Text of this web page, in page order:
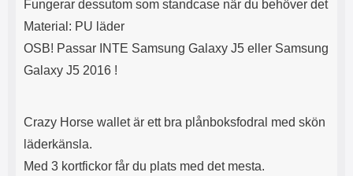
Fungerar dessutom som standcase när du behöver det
Material: PU läder
OSB! Passar INTE Samsung Galaxy J5 eller Samsung
Galaxy J5 2016 !
Crazy Horse wallet är ett bra plånboksfodral med skön
läderkänsla.
Med 3 kortfickor får du plats med det mesta.